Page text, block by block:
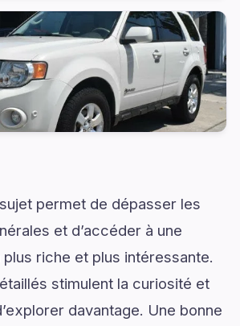
permet de dépasser les
et d’accéder à une
riche et plus intéressante.
stimulent la curiosité et
davantage. Une bonne